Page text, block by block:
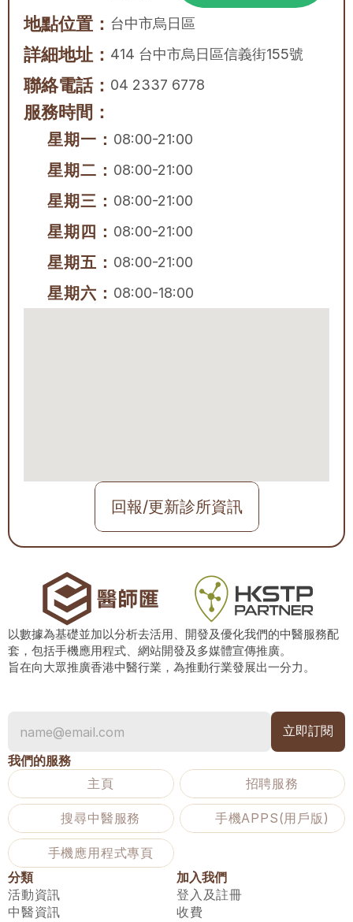
地點位置： 台中市烏日區
詳細地址： 414 台中市烏日區信義街155號
聯絡電話： 04 2337 6778
服務時間：
星期一： 08:00-21:00
星期二： 08:00-21:00
星期三： 08:00-21:00
星期四： 08:00-21:00
星期五： 08:00-21:00
星期六： 08:00-18:00
回報/更新診所資訊
以數據為基礎並加以分析去活用、開發及優化我們的中醫服務配
套，包括手機應用程式、網站開發及多媒體宣傳推廣。
旨在向大眾推廣香港中醫行業，為推動行業發展出一分力。
我們的服務
主頁
招聘服務
搜尋中醫服務 手機APPS(用戶版)
手機應用程式專頁
分類
活動資訊
中醫資訊
加入我們
登入及註冊
收費